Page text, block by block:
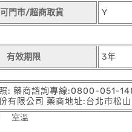
門市/超商取貨 Y
有效期限 3年
: 藥商諮詢專線:0800-051-
有限公司 藥商地址:台北市松
室溫